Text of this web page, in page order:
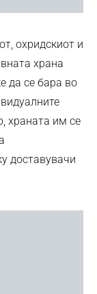
охридскиот и
храна
да се бара во
храната им се
доставувачи